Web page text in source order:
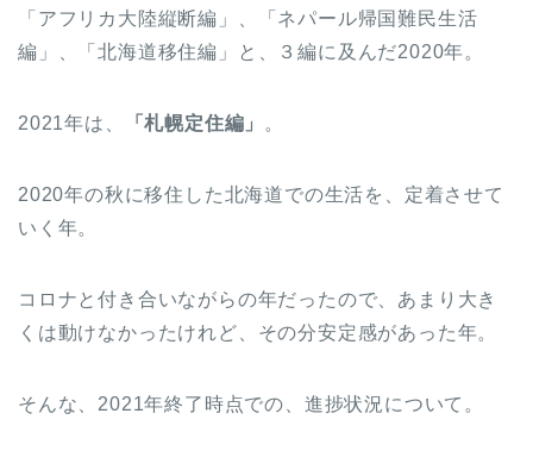
「アフリカ大陸縦断編」、「ネパール帰国難民生活
編」、「北海道移住編」と、３編に及んだ2020年。
2021年は、 「札幌定住編」 。
2020年の秋に移住した北海道での生活を、定着させて
いく年。
コロナと付き合いながらの年だったので、あまり大き
くは動けなかったけれど、その分安定感があった年。
そんな、2021年終了時点での、進捗状況について。